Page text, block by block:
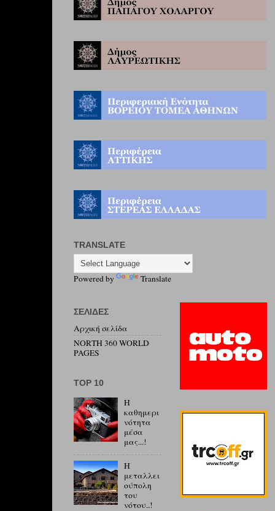
TRANSLATE
Powered by Translate
ΣΕΛΊΔΕΣ
Αρχική σελίδα
NORTH 360 WORLD
PAGES
ΤΟP 10
Η
καθημερι
νότητα
μέσα
μας...!
Η
μεταλλει
ούπολη
του
νότου..!